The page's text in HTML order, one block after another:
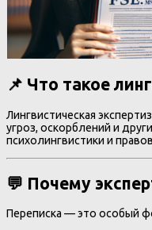
📌 Что такое
Лингвистическая
угроз, оскорблений и
психолингвистики и
💬 Почему
Переписка — это особый